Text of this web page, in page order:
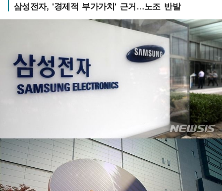
삼성전자, '경제적 부가가치' 근거…노조 반발